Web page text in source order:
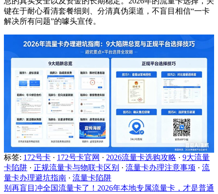
键在于耐心看清套餐细则、分清真伪渠道，不盲目相信“一卡
解决所有问题”的噱头宣传。
标签: 172号卡 · 172号卡官网 · 2026流量卡选购攻略 · 9大流量
卡陷阱 · 正规流量卡与物联卡区别 · 流量卡办理注意事项 · 流
量卡办理避坑指南 · 流量卡陷阱
别再盲目冲全国流量卡了！2026年本地专属流量卡，才是普通